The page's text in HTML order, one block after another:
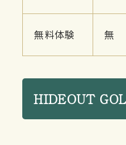
無料体験 無
HIDEOUT